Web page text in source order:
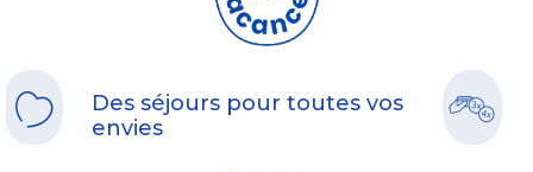
Des séjours pour toutes vos
envies